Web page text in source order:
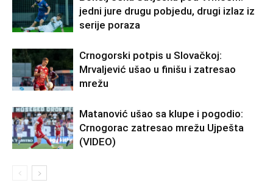
jedni jure drugu pobjedu, drugi izlaz iz
serije poraza
Crnogorski potpis u Slovačkoj:
Mrvaljević ušao u finišu i zatresao
mrežu
Matanović ušao sa klupe i pogodio:
Crnogorac zatresao mrežu Ujpešta
(VIDEO)